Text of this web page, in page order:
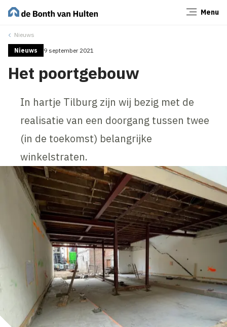
Menu
Nieuws
Nieuws 9 september 2021
Het poortgebouw
In hartje Tilburg zijn wij bezig met de
realisatie van een doorgang tussen twee
(in de toekomst) belangrijke
winkelstraten.
Sluiten